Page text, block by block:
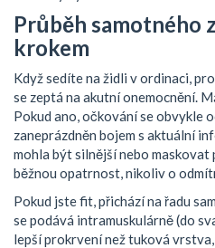
Průběh samotného
krokem
Když sedíte na židli v ordinaci,
se zeptá na akutní onemocnění.
Pokud ano, očkování se obvykle
zaneprázdněn bojem s aktuální
mohla být silnější nebo maskovat
běžnou opatrnost, nikoliv o
Pokud jste fit, přichází na řadu
se podává intramuskulárně (do
lepší prokrvení než tuková